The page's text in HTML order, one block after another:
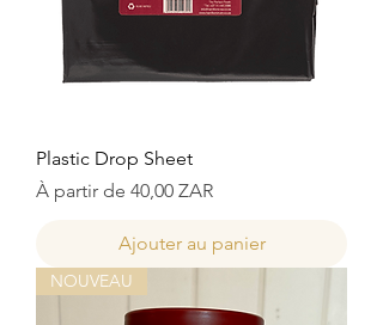
Plastic Drop Sheet
À partir de 40,00 ZAR
Prix promotionnel
Ajouter au panier
NOUVEAU